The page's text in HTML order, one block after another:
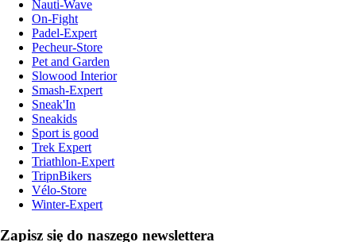
Nauti-Wave
On-Fight
Padel-Expert
Pecheur-Store
Pet and Garden
Slowood Interior
Smash-Expert
Sneak'In
Sneakids
Sport is good
Trek Expert
Triathlon-Expert
TripnBikers
Vélo-Store
Winter-Expert
Zapisz się do naszego newslettera